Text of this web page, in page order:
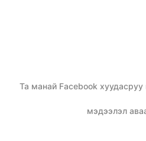
Та манай Facebook
мэдээлэл